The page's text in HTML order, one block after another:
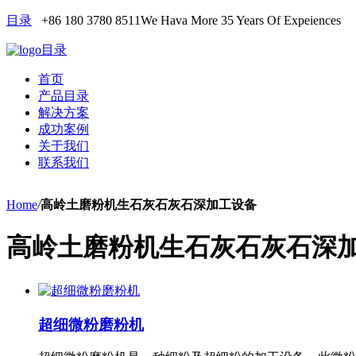
目录 +86 180 3780 8511We Hava More 35 Years Of Expeiences
目录
首页
产品目录
解决方案
成功案例
关于我们
联系我们
Home/高岭土磨粉机生石灰石灰石深加工设备
高岭土磨粉机生石灰石灰石深
超细微粉磨粉机